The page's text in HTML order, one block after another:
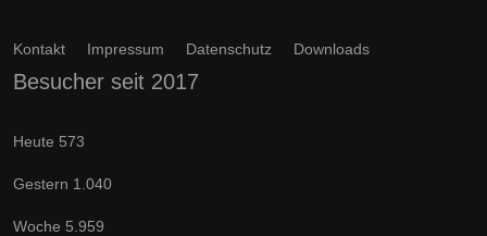
Kontakt Impressum Datenschutz Downloads
Besucher seit 2017
Heute 573
Gestern 1.040
Woche 5.959